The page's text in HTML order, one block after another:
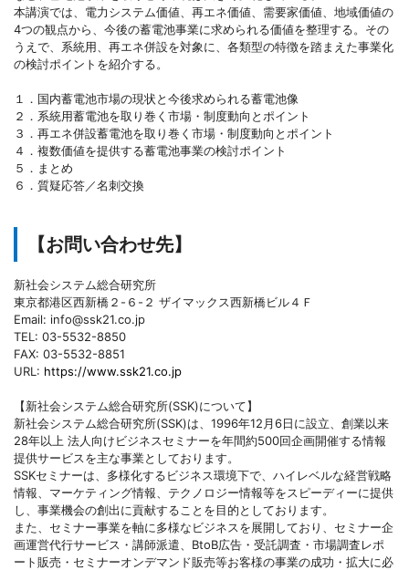
本講演では、電力システム価値、再エネ価値、需要家価値、地域価値の
4つの観点から、今後の蓄電池事業に求められる価値を整理する。その
うえで、系統用、再エネ併設を対象に、各類型の特徴を踏まえた事業化
の検討ポイントを紹介する。
１．国内蓄電池市場の現状と今後求められる蓄電池像
２．系統用蓄電池を取り巻く市場・制度動向とポイント
３．再エネ併設蓄電池を取り巻く市場・制度動向とポイント
４．複数価値を提供する蓄電池事業の検討ポイント
５．まとめ
６．質疑応答／名刺交換
【お問い合わせ先】
新社会システム総合研究所
東京都港区西新橋２-６-２ ザイマックス西新橋ビル４Ｆ
Email: info@ssk21.co.jp
TEL: 03-5532-8850
FAX: 03-5532-8851
URL: https://www.ssk21.co.jp
【新社会システム総合研究所(SSK)について】
新社会システム総合研究所(SSK)は、1996年12月6日に設立、創業以来
28年以上 法人向けビジネスセミナーを年間約500回企画開催する情報
提供サービスを主な事業としております。
SSKセミナーは、多様化するビジネス環境下で、ハイレベルな経営戦略
情報、マーケティング情報、テクノロジー情報等をスピーディーに提供
し、事業機会の創出に貢献することを目的としております。
また、セミナー事業を軸に多様なビジネスを展開しており、セミナー企
画運営代行サービス・講師派遣、BtoB広告・受託調査・市場調査レポ
ート販売・セミナーオンデマンド販売等お客様の事業の成功・拡大に必